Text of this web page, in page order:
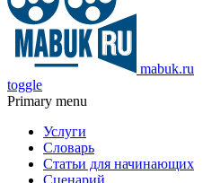
mabuk.ru
toggle
Primary menu
Услуги
Словарь
Статьи для начинающих
Сценарий